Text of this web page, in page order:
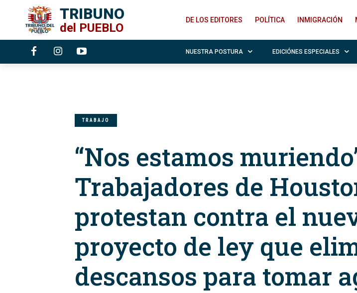
TRIBUNO
del PUEBLO
DE LOS EDITORES POLÍTICA INMIGRACIÓN
NUESTRA POSTURA EDICIÓNES ESPECIALES
TRABAJO
“Nos estamos
Trabajadores de
protestan contra el
proyecto de ley que
descansos para tomar